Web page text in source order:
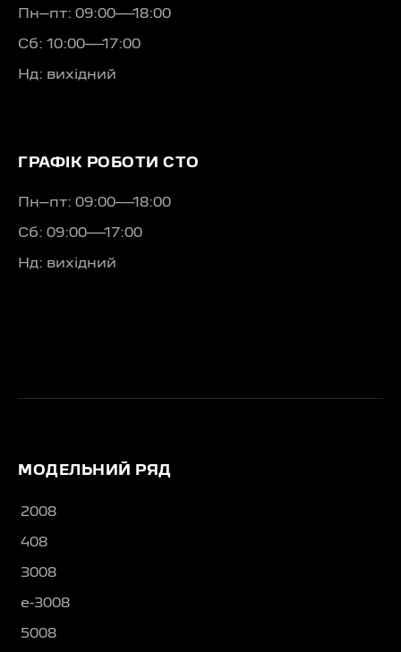
Пн–пт: 09:00—18:00
Сб: 10:00—17:00
Нд: вихідний
ГРАФІК РОБОТИ СТО
Пн–пт: 09:00—18:00
Сб: 09:00—17:00
Нд: вихідний
МОДЕЛЬНИЙ РЯД
2008
408
3008
e-3008
5008